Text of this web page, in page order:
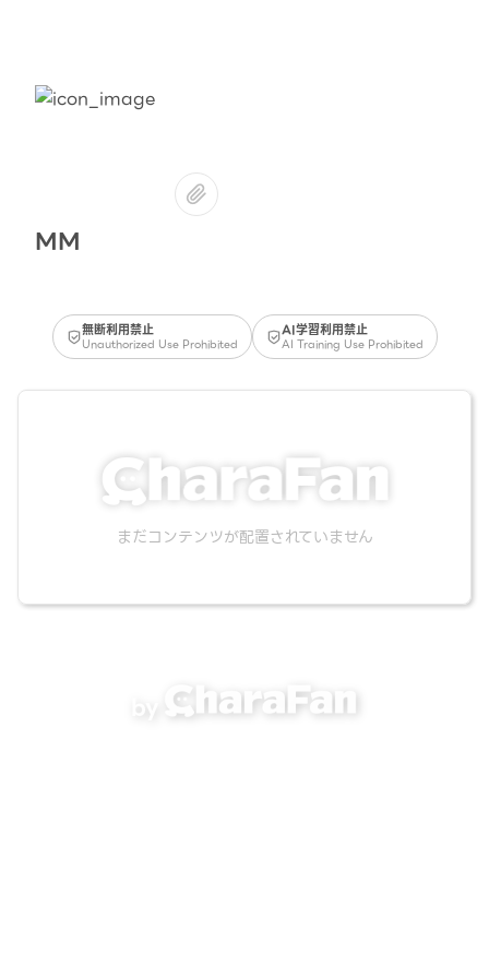
MM
無断利用禁止
Unauthorized Use Prohibited
AI学習利用禁止
AI Training Use Prohibited
まだコンテンツが配置されていません